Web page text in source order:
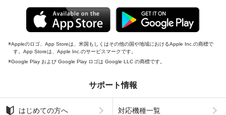
Appleのロゴ、App Storeは、米国もしくはその他の国や地域におけるApple Inc.の商標で
す。App Storeは、Apple Inc.のサービスマークです。
Google Play および Google Play ロゴは Google LLC の商標です。
サポート情報
はじめての方へ 対応機種一覧